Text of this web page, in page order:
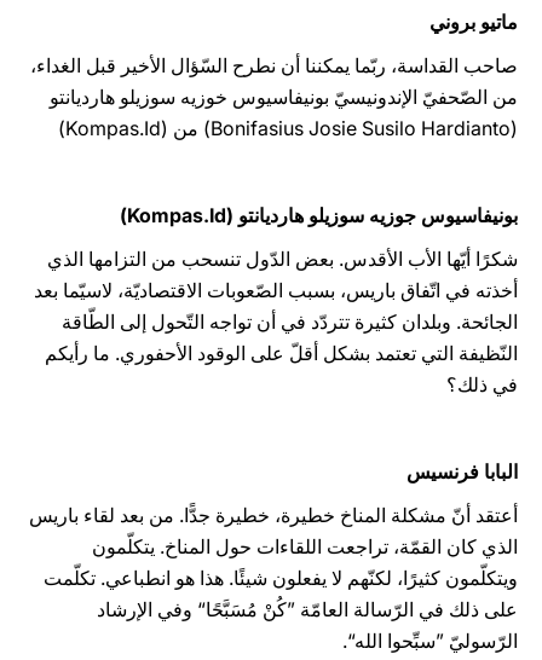
ماتيو بروني
صاحب القداسة، ربّما يمكننا أن نطرح السّؤال الأخير قبل الغداء،
من الصّحفيّ الإندونيسيّ بونيفاسيوس خوزيه سوزيلو هارديانتو
(Bonifasius Josie Susilo Hardianto) من (Kompas.Id)
بونيفاسيوس جوزيه سوزيلو هارديانتو (Kompas.Id)
شكرًا أيّها الأب الأقدس. بعض الدّول تنسحب من التزامها الذي
أخذته في اتّفاق باريس، بسبب الصّعوبات الاقتصاديّة، لاسيّما بعد
الجائحة. وبلدان كثيرة تتردّد في أن تواجه التّحول إلى الطّاقة
النّظيفة التي تعتمد بشكل أقلّ على الوقود الأحفوري. ما رأيكم
في ذلك؟
البابا فرنسيس
أعتقد أنّ مشكلة المناخ خطيرة، خطيرة جدًّا. من بعد لقاء باريس
الذي كان القمّة، تراجعت اللقاءات حول المناخ. يتكلّمون
ويتكلّمون كثيرًا، لكنّهم لا يفعلون شيئًا. هذا هو انطباعي. تكلّمت
على ذلك في الرّسالة العامّة ”كُنْ مُسَبَّحًا“ وفي الإرشاد
الرّسوليّ ”سبِّحوا الله“.